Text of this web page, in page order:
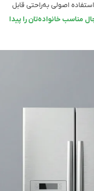
اصولی به‌راحتی قابل
مناسب خانواده‌تان را پیدا